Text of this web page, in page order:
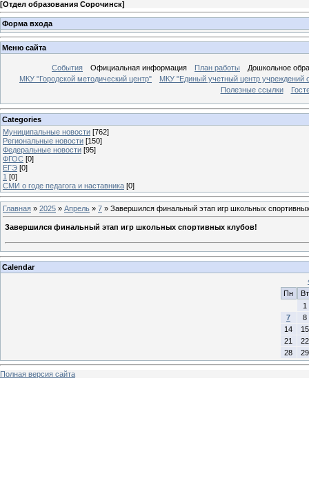
[Отдел образования Сорочинск]
Форма входа
Меню сайта
События Официальная информация План работы
Дошкольное
МКУ "Городской методический центр"
МКУ "Единый учетный центр учреждений
Полезные ссылки
Categories
Муниципальные новости [762]
Региональные новости [150]
Федеральные новости [95]
ФГОС [0]
ЕГЭ [0]
1 [0]
СМИ о годе педагога и наставника [0]
Главная » 2025 » Апрель » 7 » Завершился финальный этап игр школьных
Завершился финальный этап игр школьных спортивных клубов!
Calendar
Пн
Вт
1
7
8
14
15
21
22
28
29
Полная версия сайта